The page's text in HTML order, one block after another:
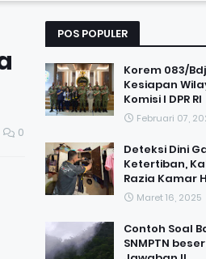
0
POS POPULER
Korem 083/
Kesiapan
Komisi I DPR RI
Februari 07,
Deteksi Dini
Ketertiban,
Razia Kamar
Maret 16, 2025
Contoh Soal
SNMPTN